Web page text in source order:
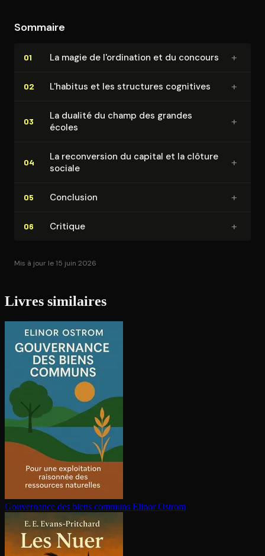
Sommaire
01 La magie de l'or­di­na­tion et du concours +
02 L'habitus et les structures cognitives +
03
La dualité du champ des grandes
écoles
+
04
La re­con­ver­sion du capital et la clôture
sociale
+
05 Conclusion +
06 Critique +
Mis à jour le 15 juin 2026
Livres similaires
Gouvernance des biens communs Elinor Ostrom